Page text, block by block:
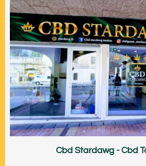
Cbd Stardawg - Cbd